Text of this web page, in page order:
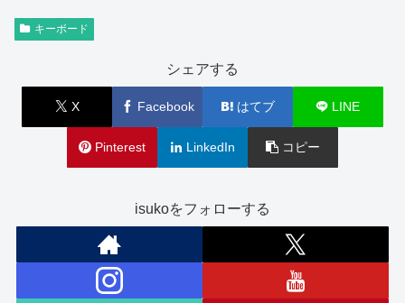
キーボード
シェアする
X Facebook はてブ LINE
Pinterest LinkedIn コピー
isukoをフォローする